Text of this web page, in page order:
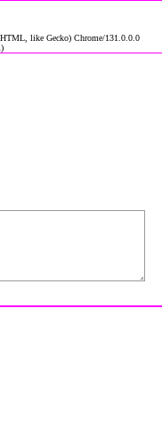
like Gecko) Chrome/131.0.0.0